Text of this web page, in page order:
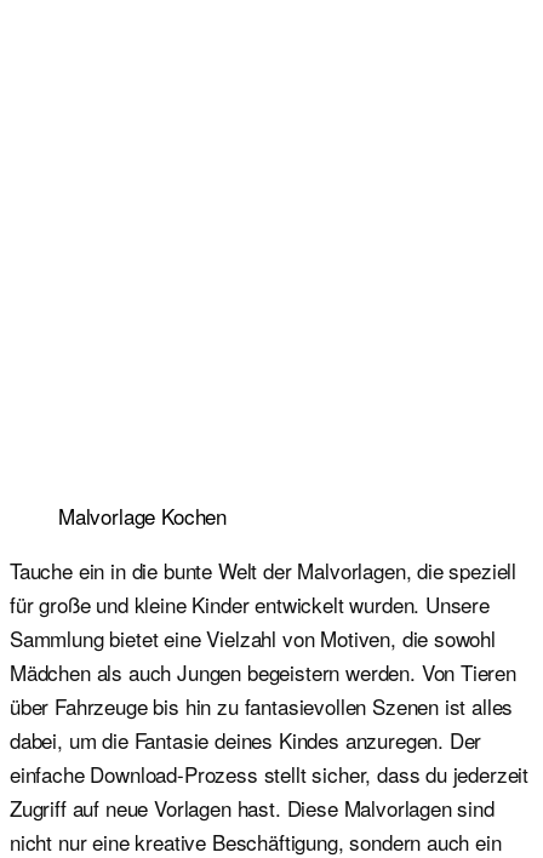
Malvorlage Kochen
Tauche ein in die bunte Welt der Malvorlagen, die speziell
für große und kleine Kinder entwickelt wurden. Unsere
Sammlung bietet eine Vielzahl von Motiven, die sowohl
Mädchen als auch Jungen begeistern werden. Von Tieren
über Fahrzeuge bis hin zu fantasievollen Szenen ist alles
dabei, um die Fantasie deines Kindes anzuregen. Der
einfache Download-Prozess stellt sicher, dass du jederzeit
Zugriff auf neue Vorlagen hast. Diese Malvorlagen sind
nicht nur eine kreative Beschäftigung, sondern auch ein